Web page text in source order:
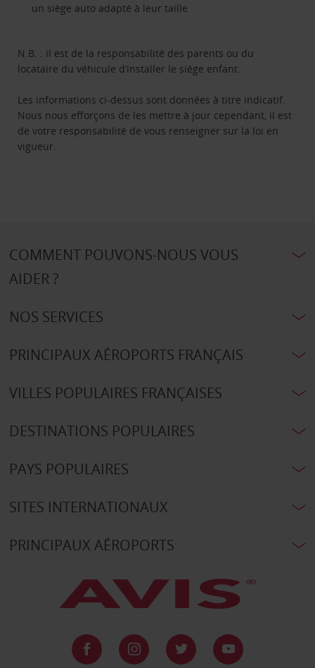
un siège auto adapté à leur taille
N.B. : il est de la responsabilité des parents ou du
locataire du véhicule d’installer le siège enfant.
Les informations ci-dessus sont données à titre indicatif.
Nous nous efforçons de les mettre à jour cependant, il est
de votre responsabilité de vous renseigner sur la loi en
vigueur.
COMMENT POUVONS-NOUS VOUS
AIDER ?
NOS SERVICES
PRINCIPAUX AÉROPORTS FRANÇAIS
VILLES POPULAIRES FRANÇAISES
DESTINATIONS POPULAIRES
PAYS POPULAIRES
SITES INTERNATIONAUX
PRINCIPAUX AÉROPORTS